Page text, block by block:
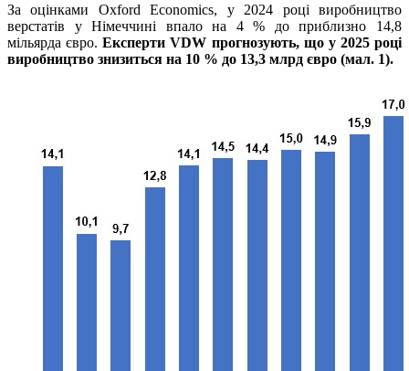
За оцінками Oxford Economics, у 2024 році виробництво
верстатів у Німеччині впало на 4 % до приблизно 14,8
мільярда євро.ЕкспертиVDW прогнозують, що у 2025 році
виробництво знизиться на 10 % до 13,3 млрд євро (мал. 1).